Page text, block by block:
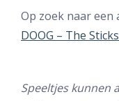
Op zoek naar een
DOOG – The
Speeltjes kunnen